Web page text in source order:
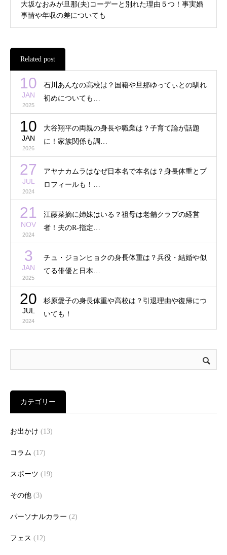
大坂なおみが旦那(夫)コーデーと別れた理由５つ！事実婚
事情や年収の差についても
Related post
10
JAN
2025
石川あんなの高校は？国籍や旦那ゆってぃとの馴れ
初めについても…
10
JAN
2026
大谷翔平の両親の身長や職業は？子育て論が話題
に！家族関係も調…
27
JUL
2024
アヤナカムラはなぜ日本名で本名は？身長体重とプ
ロフィールも！…
21
NOV
2024
江藤菜摘に姉妹はいる？祖母は老舗クラブの経営
者！夫のR-指定…
3
JAN
2025
チュ・ジョンヒョクの身長体重は？兵役・結婚や似
てる俳優と日本…
20
JUL
2024
杉原愛子の身長体重や高校は？引退理由や復帰につ
いても！
カテゴリー
お出かけ (13)
コラム (17)
スポーツ (19)
その他 (3)
パーソナルカラー (2)
フェス (12)